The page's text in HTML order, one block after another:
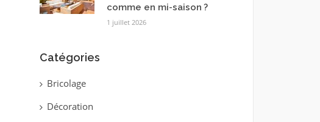
comme en mi-saison ?
1 juillet 2026
Catégories
Bricolage
Décoration